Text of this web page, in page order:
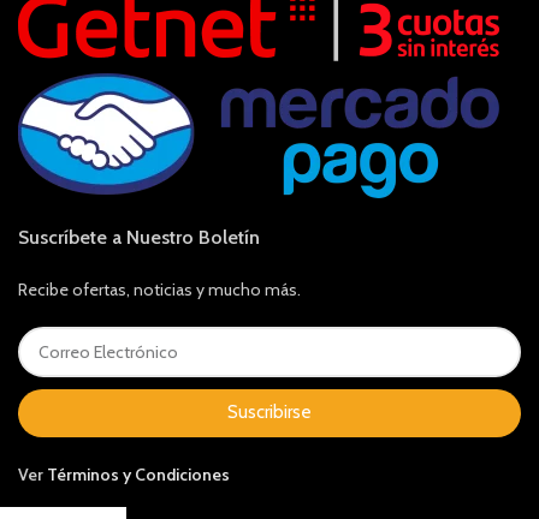
Suscríbete a Nuestro Boletín
Recibe ofertas, noticias y mucho más.
Suscribirse
Ver Términos y Condiciones